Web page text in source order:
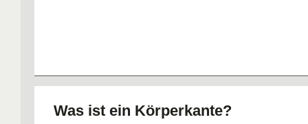
Was ist ein Körperkante?